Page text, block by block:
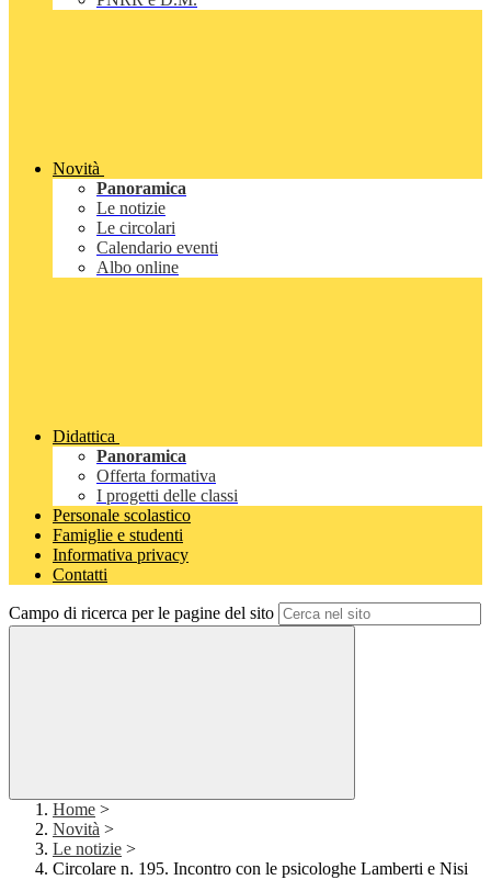
Novità
Panoramica
Le notizie
Le circolari
Calendario eventi
Albo online
Didattica
Panoramica
Offerta formativa
I progetti delle classi
Personale scolastico
Famiglie e studenti
Informativa privacy
Contatti
Campo di ricerca per le pagine del sito
Home >
Novità >
Le notizie >
Circolare n. 195. Incontro con le psicologhe Lamberti e Nisi